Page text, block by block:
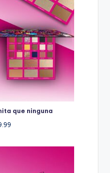
que ninguna